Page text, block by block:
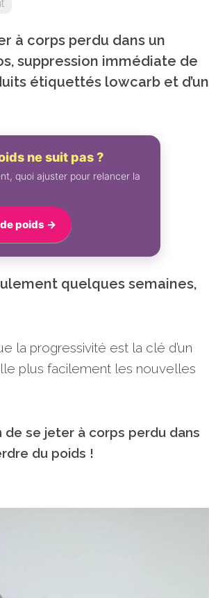
à corps perdu dans un
suppression immédiate de
étiquettés lowcarb et d’un
ne suit pas ?
quoi ajuster pour relancer la
poids →
quelques semaines,
la progressivité est la clé d’un
plus facilement les nouvelles
de se jeter à corps perdu dans
du poids !